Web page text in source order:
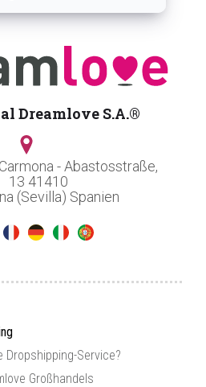
Dreamlove S.A.®
- Abastosstraße,
13 41410
(Sevilla) Spanien
Dropshipping-Service?
Großhandels